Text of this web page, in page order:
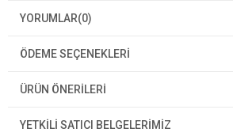
YORUMLAR(0)
ÖDEME SEÇENEKLERI
ÜRÜN ÖNERILERI
YETKİLİ SATICI BELGELERİMİZ